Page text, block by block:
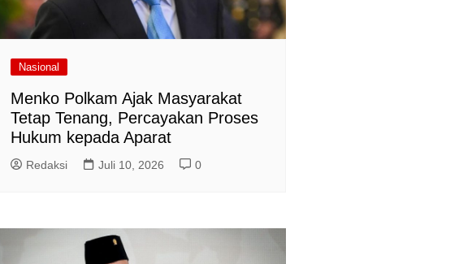
Nasional
Menko Polkam Ajak Masyarakat
Tetap Tenang, Percayakan Proses
Hukum kepada Aparat
Redaksi Juli 10, 2026 0